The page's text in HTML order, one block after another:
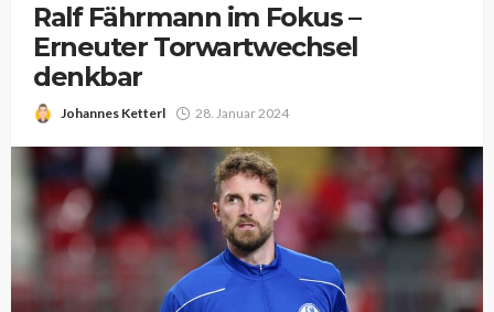
Ralf Fährmann im Fokus –
Erneuter Torwartwechsel
denkbar
Johannes Ketterl 28. Januar 2024